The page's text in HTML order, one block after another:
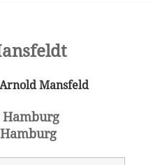
Mansfeld
Hamburg